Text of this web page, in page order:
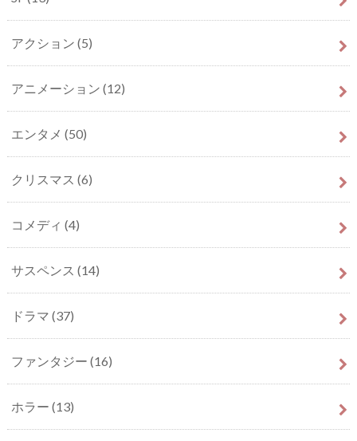
アクション (5)
アニメーション (12)
エンタメ (50)
クリスマス (6)
コメディ (4)
サスペンス (14)
ドラマ (37)
ファンタジー (16)
ホラー (13)